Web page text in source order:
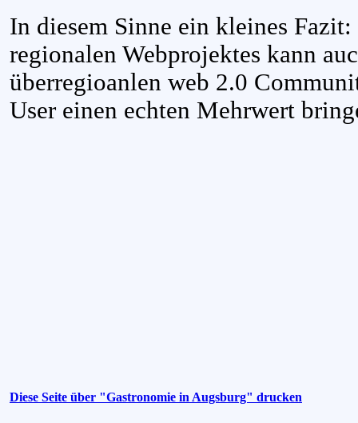
In diesem Sinne ein kleines
regionalen Webprojektes kann
überregioanlen web 2.0
User einen echten Mehrwert
Diese Seite über "Gastronomie in Augsburg" drucken